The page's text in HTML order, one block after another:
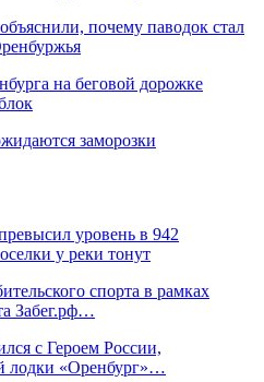
почему паводок стал
на беговой дорожке
заморозки
уровень в 942
у реки тонут
спорта в рамках
Забег.рф…
с Героем России,
лодки «Оренбург»…